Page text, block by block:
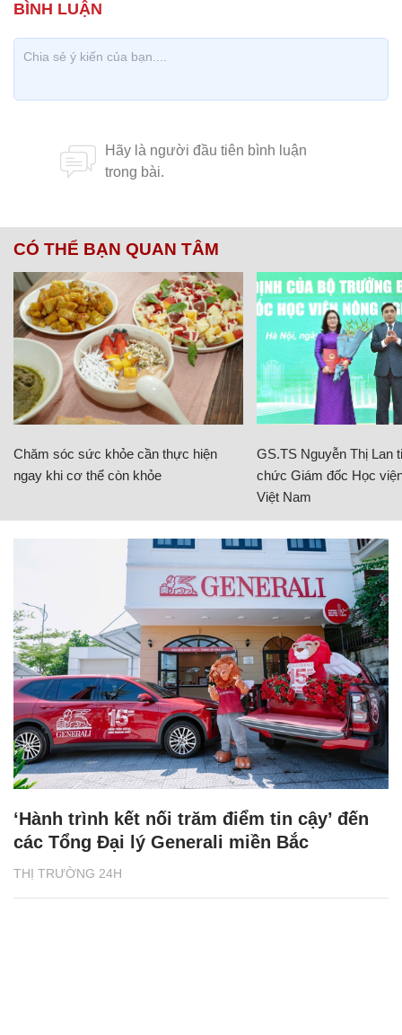
CÓ THỂ BẠN QUAN TÂM
Chăm sóc sức khỏe cần thực hiện
ngay khi cơ thể còn khỏe
GS.TS Nguyễn Thị Lan
chức Giám đốc Học
Việt Nam
THỊ TRƯỜNG 24H
‘Hành trình kết nối trăm điểm tin cậy’ đến
các Tổng Đại lý Generali miền Bắc